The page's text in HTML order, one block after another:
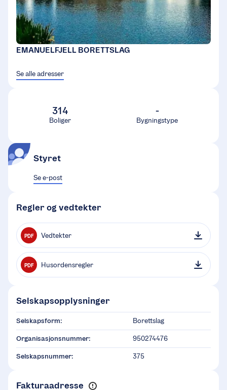
EMANUELFJELL BORETTSLAG
Se alle adresser
314
Boliger
-
Bygningstype
Styret
Se e-post
Regler og vedtekter
PDF Vedtekter
PDF Husordensregler
Selskapsopplysninger
Selskapsform: Borettslag
Organisasjonsnummer: 950274476
Selskapsnummer: 375
Fakturaadresse